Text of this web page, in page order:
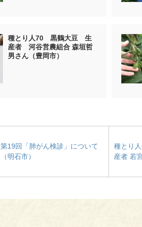
種とり人70 黒鶴大豆 生
産者 河谷営農組合 森垣哲
男さん（豊岡市）
第19回「肺がん検診」について
（明石市）
種とり
産者 若